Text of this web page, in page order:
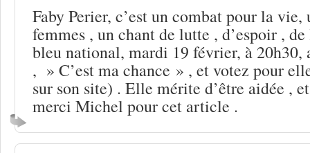
Faby Perier, c’est un combat pour la
femmes , un chant de lutte , d’espoir ,
bleu national, mardi 19 février, à 20h30,
, » C’est ma chance » , et votez pour
sur son site) . Elle mérite d’être aidée ,
merci Michel pour cet article .